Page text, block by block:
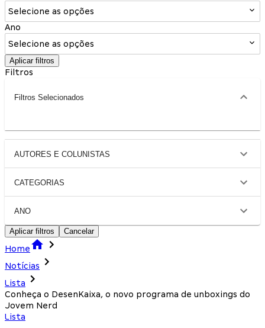
Selecione as opções
Ano
Selecione as opções
Aplicar filtros
Filtros
Filtros Selecionados
AUTORES E COLUNISTAS
CATEGORIAS
ANO
Aplicar filtros Cancelar
Home
Notícias
Lista
Conheça o DesenKaixa, o novo programa de unboxings do
Jovem Nerd
Lista